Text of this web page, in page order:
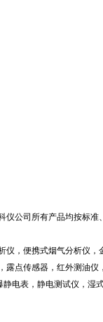
仪公司所有产品均按标准
仪，便携式烟气分析仪，
露点传感器，红外测油仪
电表，静电测试仪，湿